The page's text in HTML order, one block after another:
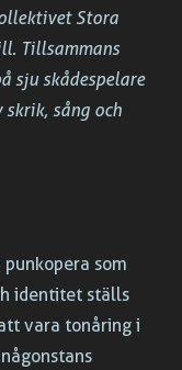
Stora
Tillsammans
sju skådespelare
skrik, sång och
som
identitet ställs
vara tonåring i